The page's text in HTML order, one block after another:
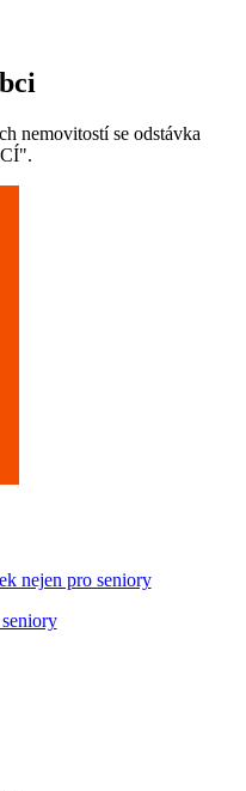
nemovitostí se odstávka
nejen pro seniory